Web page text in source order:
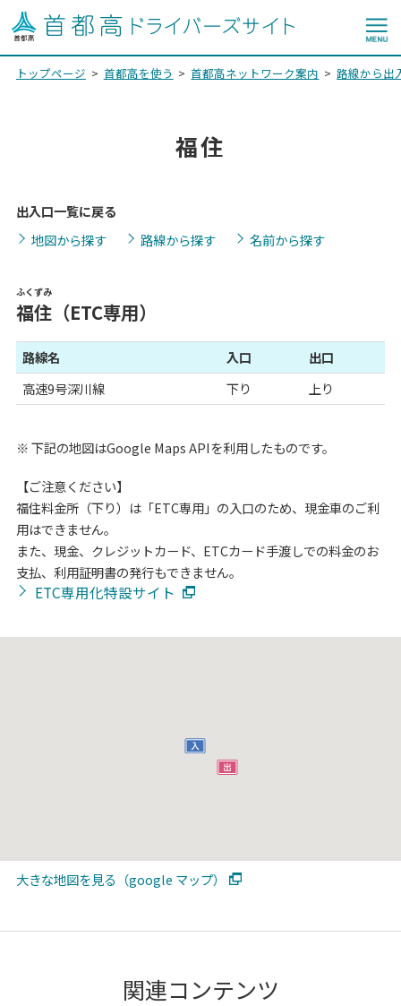
トップページ 首都高を使う 首都高ネットワーク案内 路線から出
福住
出入口一覧に戻る
地図から探す
路線から探す 名前から探す
福住
ふくずみ
（ETC専用）
路線名 入口
出口
高速9号深川線
下り 上り
※下記の地図はGoogle Maps APIを利用したものです。
【ご注意ください】
福住料金所（下り）は「ETC専用」の入口のため、現金車のご利
用はできません。
また、現金、クレジットカード、ETCカード手渡しでの料金のお
支払、利用証明書の発行もできません。
ETC専用化特設サイト
大きな地図を見る（google マップ）
関連コンテンツ